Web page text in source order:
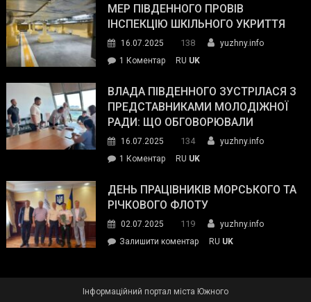
органів:
«Наш
спільний
окупанти.
Маємо
діяти
команда
ДСНС
власноруч
пожежу
у
МЕР ПІВДЕННОГО ПРОВІВ
ІНСПЕКЦІЮ ШКІЛЬНОГО УКРИТТЯ
16.07.2025 138
yuzhny.info
1 Коментардо
Південного
провів
інспекцію
укриття
RU UK
ВЛАДА ПІВДЕННОГО ЗУСТРІЛАСЯ З
ПРЕДСТАВНИКАМИ МОЛОДІЖНОЇ
РАДИ: ЩО ОБГОВОРЮВАЛИ
16.07.2025 134
yuzhny.info
1 Коментардо
Південного
зустрілася
представниками
молодіжної
обговорювали
RU UK
ДЕНЬ ПРАЦІВНИКІВ МОРСЬКОГО ТА
РІЧКОВОГО ФЛОТУ
02.07.2025 119
yuzhny.info
Залишити коментарon
RU UK
Інформаційний портал міста Южного